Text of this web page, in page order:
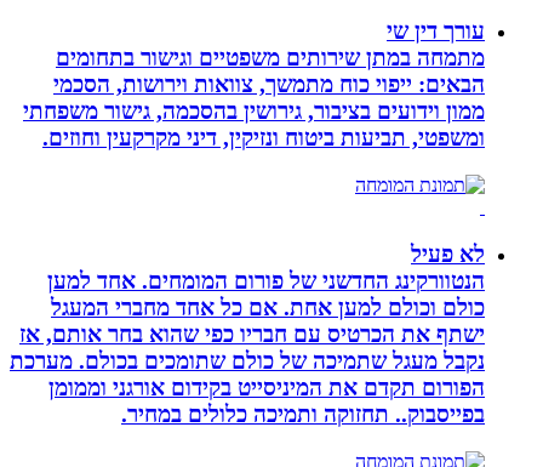
עורך דין שי
מתמחה במתן שירותים משפטיים וגישור בתחומים
הבאים: ייפוי כוח מתמשך, צוואות וירושות, הסכמי
ממון וידועים בציבור, גירושין בהסכמה, גישור משפחתי
ומשפטי, תביעות ביטוח ונזיקין, דיני מקרקעין וחוזים.
לא פעיל
הנטוורקינג החדשני של פורום המומחים. אחד למען
כולם וכולם למען אחת. אם כל אחד מחברי המעגל
ישתף את הכרטיס עם חבריו כפי שהוא בחר אותם, אז
נקבל מעגל שתמיכה של כולם שתומכים בכולם. מערכת
הפורום תקדם את המיניסייט בקידום אורגני וממומן
בפייסבוק.. תחזוקה ותמיכה כלולים במחיר.